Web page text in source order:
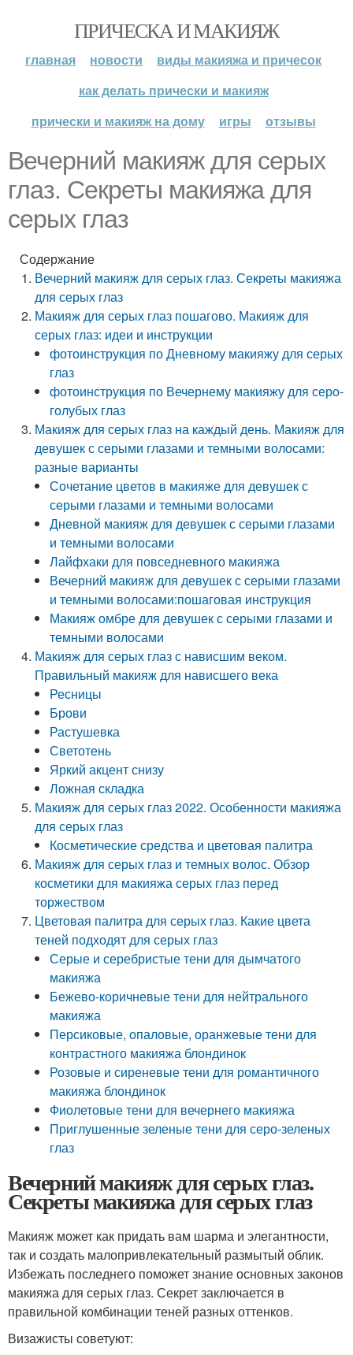
ПРИЧЕСКА И МАКИЯЖ
главная новости
виды макияжа и причесок
как делать прически и макияж
прически и макияж на дому
игры отзывы
Вечерний макияж для серых
глаз. Секреты макияжа для
серых глаз
Содержание
Вечерний макияж для серых глаз. Секреты макияжа
для серых глаз
Макияж для серых глаз пошагово. Макияж для
серых глаз: идеи и инструкции
фотоинструкция по Дневному макияжу для серых
глаз
фотоинструкция по Вечернему макияжу для серо-
голубых глаз
Макияж для серых глаз на каждый день. Макияж для
девушек с серыми глазами и темными волосами:
разные варианты
Сочетание цветов в макияже для девушек с
серыми глазами и темными волосами
Дневной макияж для девушек с серыми глазами
и темными волосами
Лайфхаки для повседневного макияжа
Вечерний макияж для девушек с серыми глазами
и темными волосами:пошаговая инструкция
Макияж омбре для девушек с серыми глазами и
темными волосами
Макияж для серых глаз с нависшим веком.
Правильный макияж для нависшего века
Ресницы
Брови
Растушевка
Светотень
Яркий акцент снизу
Ложная складка
Макияж для серых глаз 2022. Особенности макияжа
для серых глаз
Косметические средства и цветовая палитра
Макияж для серых глаз и темных волос. Обзор
косметики для макияжа серых глаз перед
торжеством
Цветовая палитра для серых глаз. Какие цвета
теней подходят для серых глаз
Серые и серебристые тени для дымчатого
макияжа
Бежево-коричневые тени для нейтрального
макияжа
Персиковые, опаловые, оранжевые тени для
контрастного макияжа блондинок
Розовые и сиреневые тени для романтичного
макияжа блондинок
Фиолетовые тени для вечернего макияжа
Приглушенные зеленые тени для серо-зеленых
глаз
Вечерний макияж для серых глаз.
Секреты макияжа для серых глаз
Макияж может как придать вам шарма и элегантности,
так и создать малопривлекательный размытый облик.
Избежать последнего поможет знание основных законов
макияжа для серых глаз. Секрет заключается в
правильной комбинации теней разных оттенков.
Визажисты советуют: